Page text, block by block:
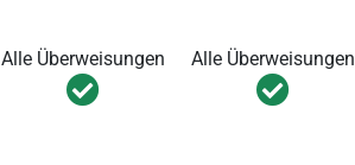
Alle Überweisungen Alle Überweisungen